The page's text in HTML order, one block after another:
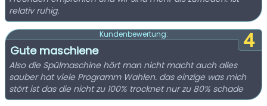
relativ ruhig.
4
Kundenbewertung:
Gute maschiene
Also die Spülmaschine hört man nicht macht auch alles
sauber hat viele Programm Wahlen. das einzige was mich
stört ist das die nicht zu 100% trocknet nur zu 80% schade